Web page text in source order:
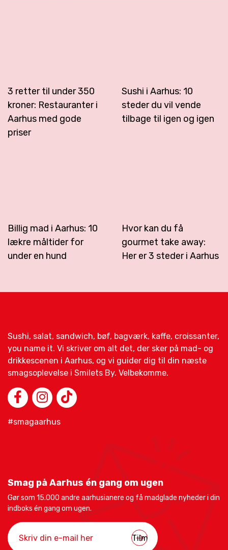
3 retter til under 350
kroner: Restauranter i
Aarhus med gode
priser
Sushi i Aarhus: 10
steder du vil vende
tilbage til igen og igen
Billig mad i Aarhus: 10
lækre måltider for
under en hund
Hvor kan du få
gourmet take away:
Her er 3 steder i Aarhus
Sushi, salat, sandwich, bøf, bagværk, kaffe, croissanter,
you name it. Vi skriver om alt det, der sker på mad- og
drikkescenen i Aarhus, og vi guider dig til din næste
smagsoplevelse i Smilets By. Velbekomme.
#smagaarhus
Smag på Aarhus én gang om ugen
Gør som 15.000 andre aarhusianere og få madglade nyheder i din
indboks én gang om ugen.